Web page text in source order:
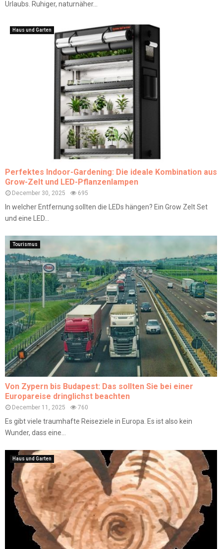
Urlaubs. Ruhiger, naturnäher...
Haus und Garten
Perfektes Indoor-Gardening: Die ideale Kombination aus
Grow-Zelt und LED-Pflanzenlampen
December 30, 2025 695
In welcher Entfernung sollten die LEDs hängen? Ein Grow Zelt Set
und eine LED...
Tourismus
Von Zypern bis Budapest: Das sollten Sie bei einer
Europareise dringlichst beachten
December 11, 2025 760
Es gibt viele traumhafte Reiseziele in Europa. Es ist also kein
Wunder, dass eine...
Haus und Garten